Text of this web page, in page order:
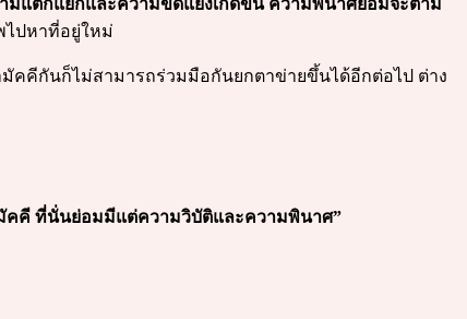
มแตกแยกและความขัดแย้งเกิดขึ้น ความพินาศย่อมจะตาม
ไปหาที่อยู่ใหม่
คคีกันก็ไม่สามารถร่วมมือกันยกตาข่ายขึ้นได้อีกต่อไป ต่าง
คี ที่นั่นย่อมมีแต่ความวิบัติและความพินาศ”